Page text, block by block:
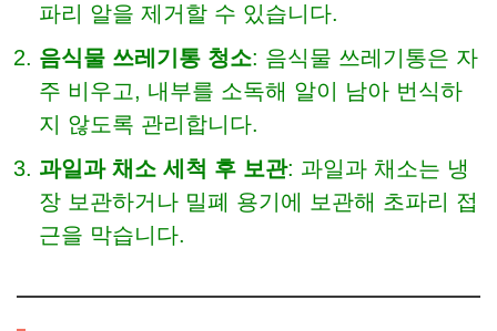
파리 알을 제거할 수 있습니다.
음식물 쓰레기통 청소: 음식물 쓰레기통은 자
주 비우고, 내부를 소독해 알이 남아 번식하
지 않도록 관리합니다.
과일과 채소 세척 후 보관: 과일과 채소는 냉
장 보관하거나 밀폐 용기에 보관해 초파리 접
근을 막습니다.